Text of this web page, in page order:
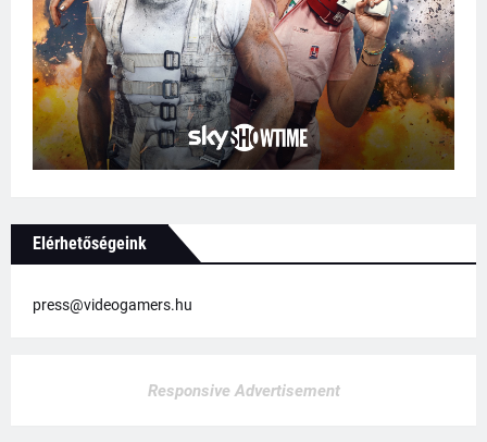
Elérhetőségeink
press@videogamers.hu
Responsive Advertisement